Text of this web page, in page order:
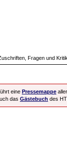
Fragen und
eine Pressemappe
das Gästebuch des